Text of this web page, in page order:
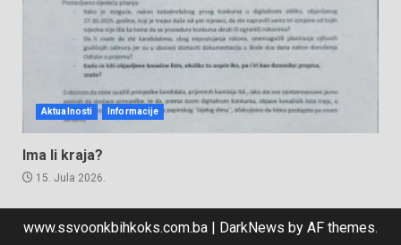
Aktualnosti Informacije
Ima li kraja?
15. Jula 2026.
www.ssvoonkbihkoks.com.ba DarkNews by AF themes.